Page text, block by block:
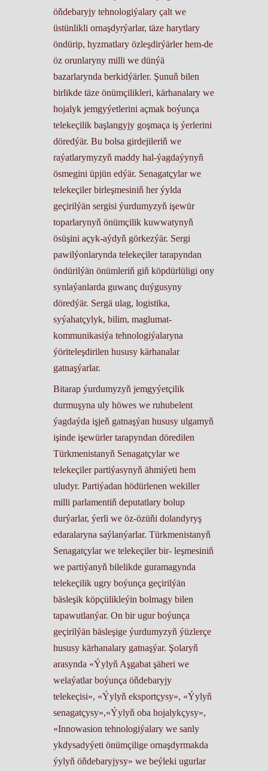
öňdebaryjy tehnologiýalary çalt we
üstünlikli ornaşdyrýarlar, täze harytlary
öndürip, hyzmatlary özleşdirýärler hem-de
öz orunlaryny milli we dünýä
bazarlarynda berkidýärler. Şunuň bilen
birlikde täze önümçilikleri, kärhanalary we
hojalyk jemgyýetlerini açmak boýunça
telekeçilik başlangyjy goşmaça iş ýerlerini
döredýär. Bu bolsa girdejileriň we
raýatlarymyzyň maddy hal-ýagdaýynyň
ösmegini üpjün edýär. Senagatçylar we
telekeçiler birleşmesiniň her ýylda
geçirilýän sergisi ýurdumyzyň işewür
toparlarynyň önümçilik kuwwatynyň
ösüşini açyk-aýdyň görkezýär. Sergi
pawilýonlarynda telekeçiler tarapyndan
öndürilýän önümleriň giň köpdürlüligi ony
synlaýanlarda guwanç duýgusyny
döredýär. Sergä ulag, logistika,
syýahatçylyk, bilim, maglumat-
kommunikasiýa tehnologiýalaryna
ýöriteleşdirilen hususy kärhanalar
gatnaşýarlar.
Bitarap ýurdumyzyň jemgyýetçilik
durmuşyna uly höwes we ruhubelent
ýagdaýda işjeň gatnaşýan hususy ulgamyň
işinde işewürler tarapyndan döredilen
Türkmenistanyň Senagatçylar we
telekeçiler partiýasynyň ähmiýeti hem
uludyr. Partiýadan hödürlenen wekiller
milli parlamentiň deputatlary bolup
durýarlar, ýerli we öz-özüňi dolandyryş
edaralaryna saýlanýarlar. Türkmenistanyň
Senagatçylar we telekeçiler bir- leşmesiniň
we partiýanyň bilelikde guramagynda
telekeçilik ugry boýunça geçirilýän
bäsleşik köpçülikleýin bolmagy bilen
tapawutlanýar. On bir ugur boýunça
geçirilýän bäsleşige ýurdumyzyň ýüzlerçe
hususy kärhanalary gatnaşýar. Şolaryň
arasynda «Ýylyň Aşgabat şäheri we
welaýatlar boýunça öňdebaryjy
telekeçisi», «Ýylyň eksportçysy», «Ýylyň
senagatçysy»,«Ýylyň oba hojalykçysy»,
«Innowasion tehnologiýalary we sanly
ykdysadyýeti önümçilige ornaşdyrmakda
ýylyň öňdebaryjysy» we beýleki ugurlar